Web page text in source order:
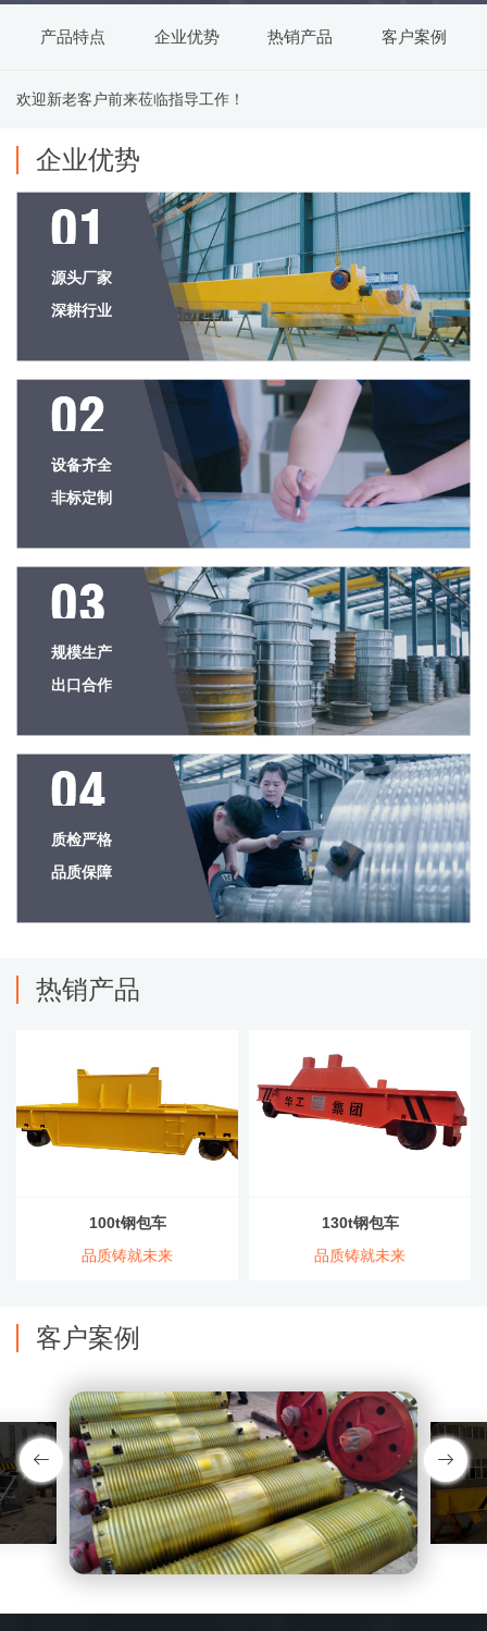
产品特点 企业优势 热销产品 客户案例
欢迎新老客户前来莅临指导工作！
企业优势
源头厂家
深耕行业
设备齐全
非标定制
规模生产
出口合作
质检严格
品质保障
热销产品
查看详情
100t钢包车
品质铸就未来
查看详情
130t钢包车
品质铸就未来
客户案例